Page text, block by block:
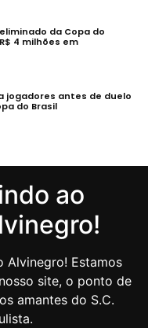
da Copa do
4 milhões em
jogadores antes de duelo
do Brasil
ao
Alvinegro! Estamos
site, o ponto de
amantes do S.C.